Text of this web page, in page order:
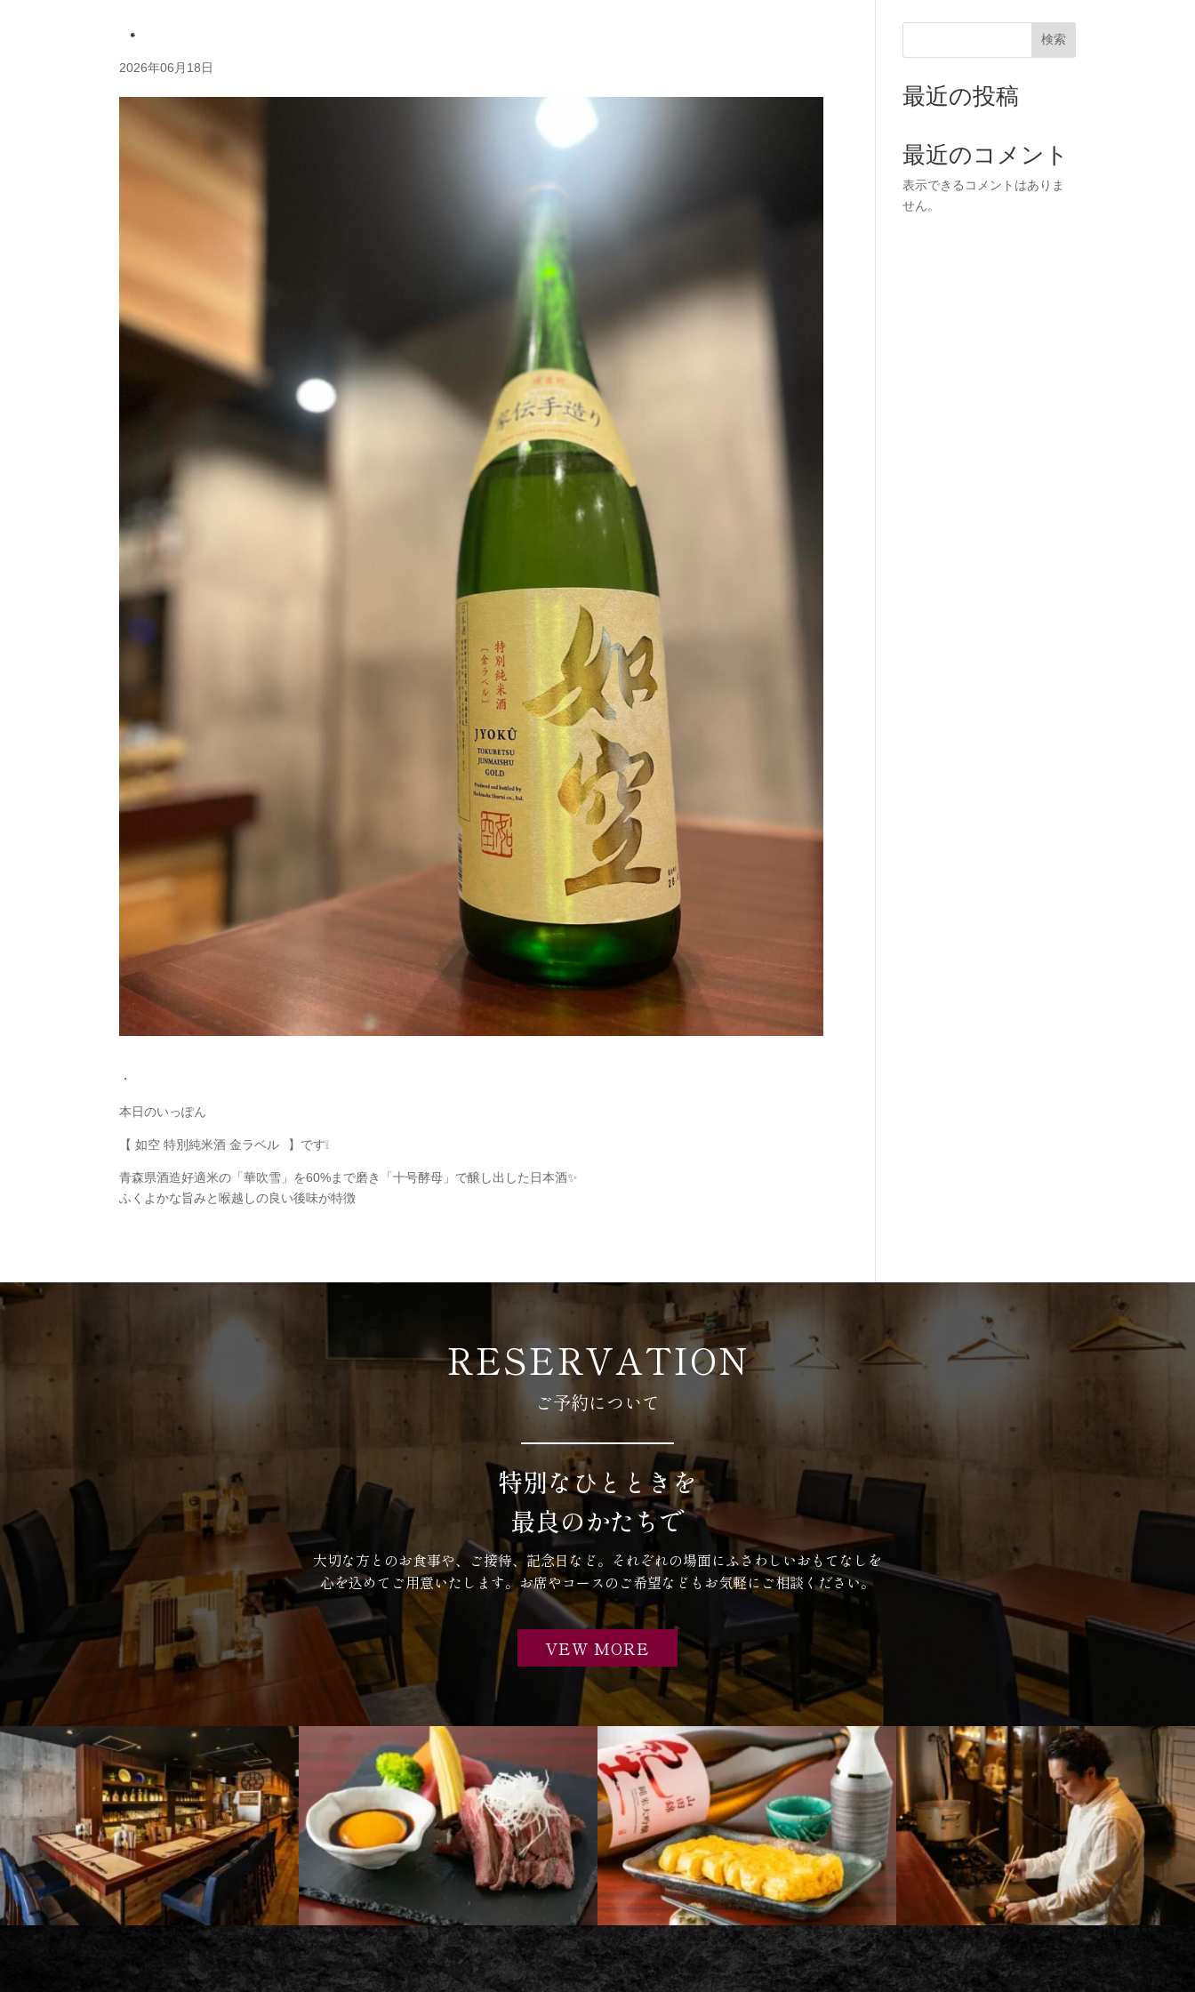
・
2026年06月18日
・
本日のいっぽん
【 如空 特別純米酒 金ラベル⠀】です❕
青森県酒造好適米の「華吹雪」を60%まで磨き「十号酵母」で醸し出した日本酒✨
ふくよかな旨みと喉越しの良い後味が特徴
検索
最近の投稿
最近のコメント
表示できるコメントはありま
せん。
RESERVATION
ご予約について
特別なひとときを
最良のかたちで
大切な方とのお食事や、ご接待、記念日など。それぞれの場面にふさわしいおもてなしを
心を込めてご用意いたします。お席やコースのご希望などもお気軽にご相談ください。
VEW MORE